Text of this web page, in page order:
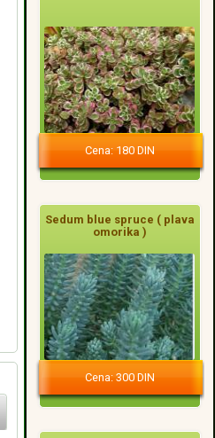
Cena: 180 DIN
Sedum blue spruce ( plava
omorika )
Cena: 300 DIN